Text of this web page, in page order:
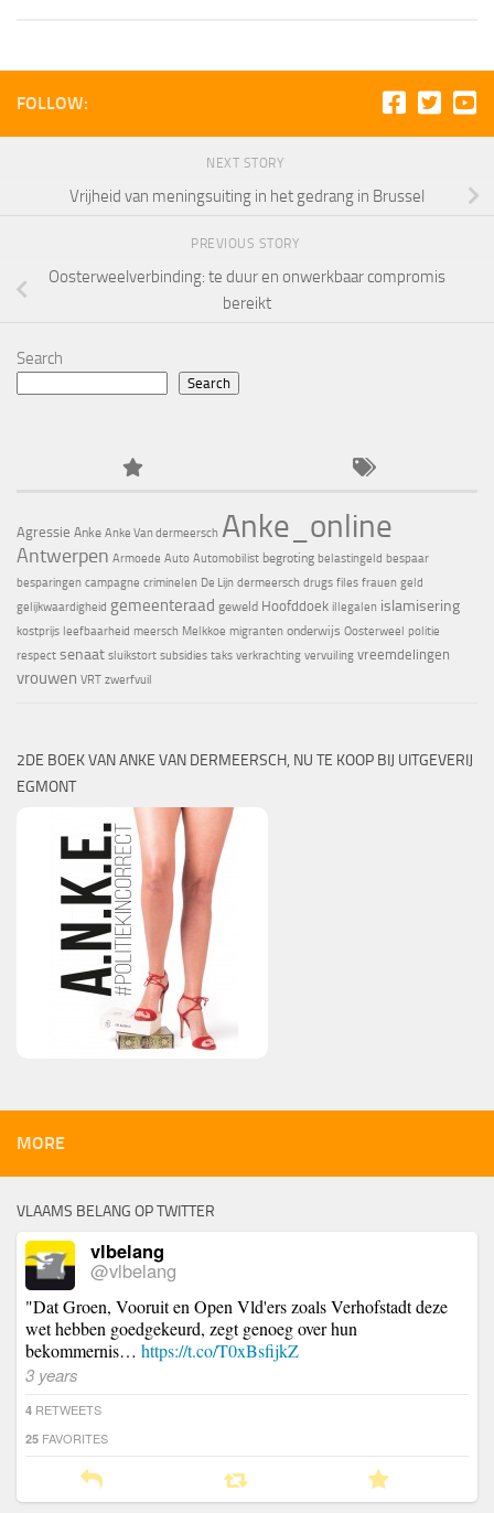
FOLLOW:
NEXT STORY
Vrijheid van meningsuiting in het gedrang in Brussel
PREVIOUS STORY
Oosterweelverbinding: te duur en onwerkbaar compromis
bereikt
Search
Search
Agressie Anke Anke Van dermeersch Anke_online
Antwerpen Armoede Auto Automobilist begroting belastingeld bespaar
besparingen campagne criminelen De Lijn dermeersch drugs files frauen geld
gelijkwaardigheid gemeenteraad geweld Hoofddoek illegalen islamisering
kostprijs leefbaarheid meersch Melkkoe migranten onderwijs Oosterweel politie
respect senaat sluikstort subsidies taks verkrachting vervuiling vreemdelingen
vrouwen VRT zwerfvuil
2DE BOEK VAN ANKE VAN DERMEERSCH, NU TE KOOP BIJ UITGEVERIJ
EGMONT
MORE
VLAAMS BELANG OP TWITTER
vlbelang
@vlbelang
"Dat Groen, Vooruit en Open Vld'ers zoals Verhofstadt deze
wet hebben goedgekeurd, zegt genoeg over hun
bekommernis… https://t.co/T0xBsfijkZ
3 years
4 RETWEETS
25 FAVORITES